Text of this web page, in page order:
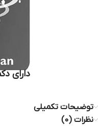
دارای
توضیحات تکمیلی
نظرات (0)